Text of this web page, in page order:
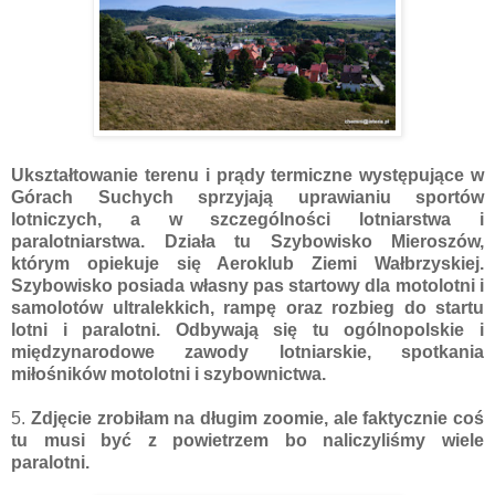
Ukształtowanie terenu i prądy termiczne występujące w
Górach Suchych sprzyjają uprawianiu sportów
lotniczych, a w szczególności lotniarstwa i
paralotniarstwa. Działa tu Szybowisko Mieroszów,
którym opiekuje się Aeroklub Ziemi Wałbrzyskiej.
Szybowisko posiada własny pas startowy dla motolotni i
samolotów ultralekkich, rampę oraz rozbieg do startu
lotni i paralotni. Odbywają się tu ogólnopolskie i
międzynarodowe zawody lotniarskie, spotkania
miłośników motolotni i szybownictwa.
5. Zdjęcie zrobiłam na długim zoomie, ale faktycznie coś
tu musi być z powietrzem bo naliczyliśmy wiele
paralotni.